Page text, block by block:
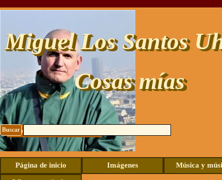
Miguel Los Santos
Cosas mías
Buscar
Contacto: uhide@live.com
Página de inicio Imágenes Música y